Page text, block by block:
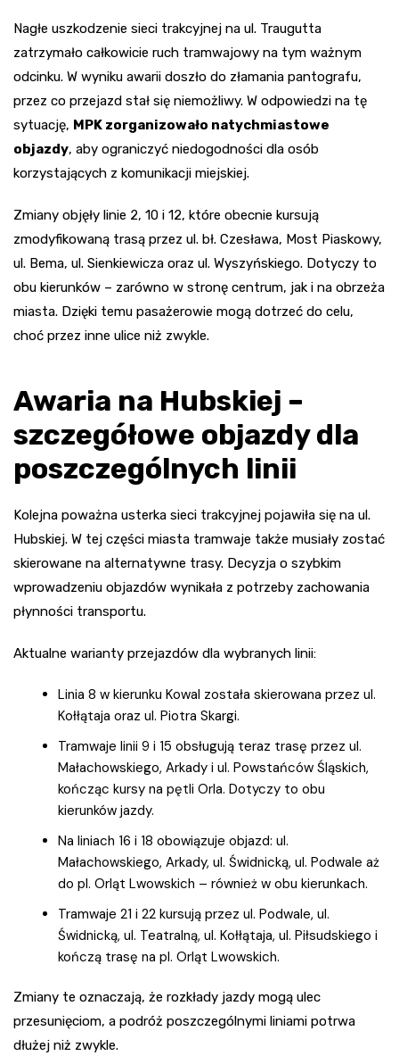
Nagłe uszkodzenie sieci trakcyjnej na ul. Traugutta
zatrzymało całkowicie ruch tramwajowy na tym ważnym
odcinku. W wyniku awarii doszło do złamania pantografu,
przez co przejazd stał się niemożliwy. W odpowiedzi na tę
sytuację, MPK zorganizowało natychmiastowe
objazdy, aby ograniczyć niedogodności dla osób
korzystających z komunikacji miejskiej.
Zmiany objęły linie 2, 10 i 12, które obecnie kursują
zmodyfikowaną trasą przez ul. bł. Czesława, Most Piaskowy,
ul. Bema, ul. Sienkiewicza oraz ul. Wyszyńskiego. Dotyczy to
obu kierunków – zarówno w stronę centrum, jak i na obrzeża
miasta. Dzięki temu pasażerowie mogą dotrzeć do celu,
choć przez inne ulice niż zwykle.
Awaria na Hubskiej –
szczegółowe objazdy dla
poszczególnych linii
Kolejna poważna usterka sieci trakcyjnej pojawiła się na ul.
Hubskiej. W tej części miasta tramwaje także musiały zostać
skierowane na alternatywne trasy. Decyzja o szybkim
wprowadzeniu objazdów wynikała z potrzeby zachowania
płynności transportu.
Aktualne warianty przejazdów dla wybranych linii:
Linia 8 w kierunku Kowal została skierowana przez ul.
Kołłątaja oraz ul. Piotra Skargi.
Tramwaje linii 9 i 15 obsługują teraz trasę przez ul.
Małachowskiego, Arkady i ul. Powstańców Śląskich,
kończąc kursy na pętli Orla. Dotyczy to obu
kierunków jazdy.
Na liniach 16 i 18 obowiązuje objazd: ul.
Małachowskiego, Arkady, ul. Świdnicką, ul. Podwale aż
do pl. Orląt Lwowskich – również w obu kierunkach.
Tramwaje 21 i 22 kursują przez ul. Podwale, ul.
Świdnicką, ul. Teatralną, ul. Kołłątaja, ul. Piłsudskiego i
kończą trasę na pl. Orląt Lwowskich.
Zmiany te oznaczają, że rozkłady jazdy mogą ulec
przesunięciom, a podróż poszczególnymi liniami potrwa
dłużej niż zwykle.